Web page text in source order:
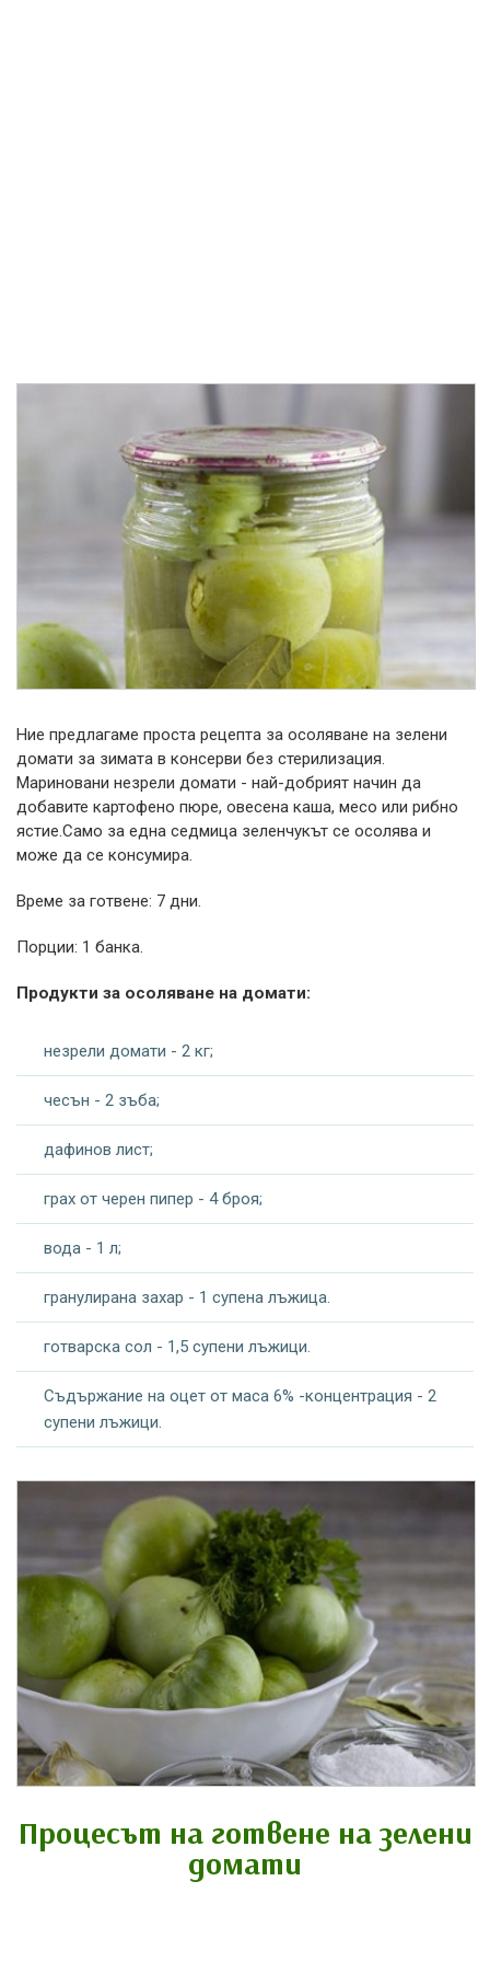
Ние предлагаме проста рецепта за осоляване на зелени
домати за зимата в консерви без стерилизация.
Мариновани незрели домати - най-добрият начин да
добавите картофено пюре, овесена каша, месо или рибно
ястие.Само за една седмица зеленчукът се осолява и
може да се консумира.
Време за готвене: 7 дни.
Порции: 1 банка.
Продукти за осоляване на домати:
незрели домати - 2 кг;
чесън - 2 зъба;
дафинов лист;
грах от черен пипер - 4 броя;
вода - 1 л;
гранулирана захар - 1 супена лъжица.
готварска сол - 1,5 супени лъжици.
Съдържание на оцет от маса 6% -концентрация - 2
супени лъжици.
Процесът на готвене на зелени
домати